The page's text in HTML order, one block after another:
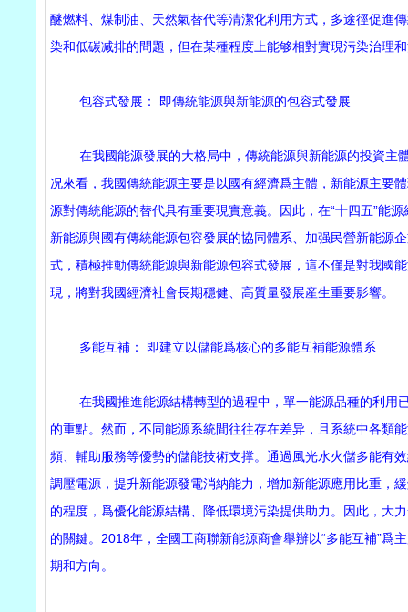
醚燃料、煤制油、天然氣替代等清潔化利用方式，多途徑促進
染和低碳减排的問題，但在某種程度上能够相對實現污染治理
包容式發展： 即傳統能源與新能源的包容式發展
在我國能源發展的大格局中，傳統能源與新能源的投資主
况來看，我國傳統能源主要是以國有經濟爲主體，新能源主要
源對傳統能源的替代具有重要現實意義。因此，在“十四五”能
新能源與國有傳統能源包容發展的協同體系、加强民營新能源
式，積極推動傳統能源與新能源包容式發展，這不僅是對我國
現，將對我國經濟社會長期穩健、高質量發展産生重要影響。
多能互補： 即建立以儲能爲核心的多能互補能源體系
在我國推進能源結構轉型的過程中，單一能源品種的利用已
的重點。然而，不同能源系統間往往存在差异，且系統中各類
頻、輔助服務等優勢的儲能技術支撑。通過風光水火儲多能有
調壓電源，提升新能源發電消納能力，增加新能源應用比重，
的程度，爲優化能源結構、降低環境污染提供助力。因此，大
的關鍵。2018年，全國工商聯新能源商會舉辦以“多能互補”爲
期和方向。